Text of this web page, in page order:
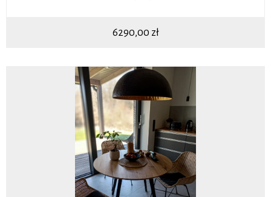
6290,00 zł